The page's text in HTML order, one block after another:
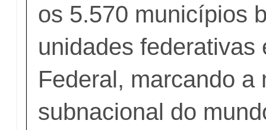
os 5.570 municípios
unidades federativas
Federal, marcando a
subnacional do